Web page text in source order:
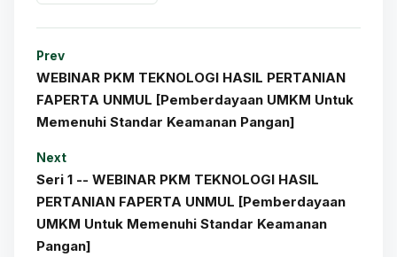
Prev
WEBINAR PKM TEKNOLOGI HASIL PERTANIAN
FAPERTA UNMUL [Pemberdayaan UMKM Untuk
Memenuhi Standar Keamanan Pangan]
Next
Seri 1 -- WEBINAR PKM TEKNOLOGI HASIL
PERTANIAN FAPERTA UNMUL [Pemberdayaan
UMKM Untuk Memenuhi Standar Keamanan
Pangan]